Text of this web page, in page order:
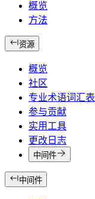
概览
方法
资源
概览
社区
专业术语词汇表
参与贡献
实用工具
更改日志
中间件
中间件